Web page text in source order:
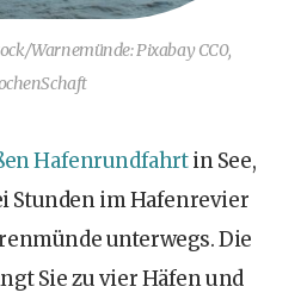
Warnemünde: Pixabay CC0,
Hafenrundfahrtin See,
Stunden im Hafenrevier
unterwegs. Die
Sie zu vier Häfen und